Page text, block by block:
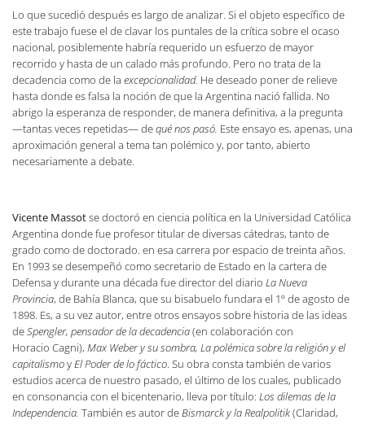
Lo que sucedió después es largo de analizar. Si el objeto específico de
este trabajo fuese el de clavar los puntales de la crítica sobre el ocaso
nacional, posiblemente habría requerido un esfuerzo de mayor
recorrido y hasta de un calado más profundo. Pero no trata de la
decadencia como de la excepcionalidad. He deseado poner de relieve
hasta donde es falsa la noción de que la Argentina nació fallida. No
abrigo la esperanza de responder, de manera definitiva, a la pregunta
—tantas veces repetidas— dequé nos pasó. Este ensayo es, apenas, una
aproximación general a tema tan polémico y, por tanto, abierto
necesariamente a debate.
Vicente Massotse doctoró en ciencia política en la Universidad Católica
Argentina donde fue profesor titular de diversas cátedras, tanto de
grado como de doctorado. en esa carrera por espacio de treinta años.
En 1993 se desempeñó como secretario de Estado en la cartera de
Defensa y durante una década fue director del diario La Nueva
Provincia, de Bahía Blanca, que su bisabuelo fundara el 1º de agosto de
1898. Es, a su vez autor, entre otros ensayos sobre historia de las ideas
deSpengler, pensador de la decadencia(en colaboración con
Horacio Cagni), Max Weber y su sombra, La polémica sobre la religión y el
capitalismoyEl Poder de lo fáctico. Su obra consta también de varios
estudios acerca de nuestro pasado, el último de los cuales, publicado
en consonancia con el bicentenario, lleva por título: Los dilemas de la
Independencia. También es autor deBismarck y la Realpolitik(Claridad,